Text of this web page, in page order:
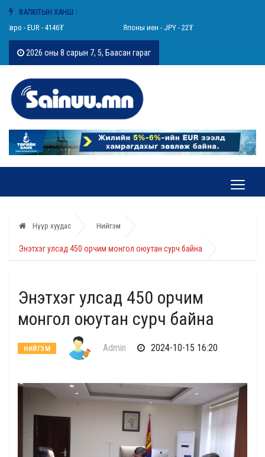
ВАЛЮТЫН ХАНШ :
Евро - EUR - 4146₮
Японы иен - JPY - 22₮
2026 оны 8 сарын 7, 5, Баасан гараг
Нүүр хуудас Нийгэм
Энэтхэг улсад 450 орчим монгол оюутан сурч байна
Энэтхэг улсад 450 орчим
монгол оюутан сурч байна
НИЙГЭМ Admin 2024-10-15 16:20